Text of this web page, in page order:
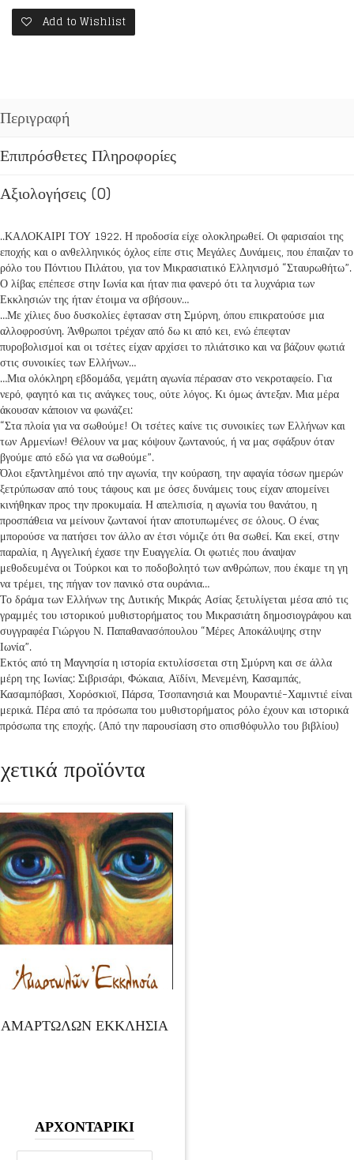
ποσότητα
Add to Wishlist
Περιγραφή
Επιπρόσθετες Πληροφορίες
Αξιολογήσεις (0)
..ΚΑΛΟΚΑΙΡΙ ΤΟΥ 1922. Η προδοσία είχε ολοκληρωθεί. Οι φαρισαίοι της
εποχής και ο ανθελληνικός όχλος είπε στις Μεγάλες Δυνάμεις, που έπαιζαν το
ρόλο του Πόντιου Πιλάτου, για τον Μικρασιατικό Ελληνισμό “Σταυρωθήτω”.
Ο λίβας επέπεσε στην Ιωνία και ήταν πια φανερό ότι τα λυχνάρια των
Εκκλησιών της ήταν έτοιμα να σβήσουν…
…Με χίλιες δυο δυσκολίες έφτασαν στη Σμύρνη, όπου επικρατούσε μια
αλλοφροσύνη. Άνθρωποι τρέχαν από δω κι από κει, ενώ έπεφταν
πυροβολισμοί και οι τσέτες είχαν αρχίσει το πλιάτσικο και να βάζουν φωτιά
στις συνοικίες των Ελλήνων…
…Μια ολόκληρη εβδομάδα, γεμάτη αγωνία πέρασαν στο νεκροταφείο. Για
νερό, φαγητό και τις ανάγκες τους, ούτε λόγος. Κι όμως άντεξαν. Μια μέρα
άκουσαν κάποιον να φωνάζει:
“Στα πλοία για να σωθούμε! Οι τσέτες καίνε τις συνοικίες των Ελλήνων και
των Αρμενίων! Θέλουν να μας κόψουν ζωντανούς, ή να μας σφάξουν όταν
βγούμε από εδώ για να σωθούμε”.
Όλοι εξαντλημένοι από την αγωνία, την κούραση, την αφαγία τόσων ημερών
ξετρύπωσαν από τους τάφους και με όσες δυνάμεις τους είχαν απομείνει
κινήθηκαν προς την προκυμαία. Η απελπισία, η αγωνία του θανάτου, η
προσπάθεια να μείνουν ζωντανοί ήταν αποτυπωμένες σε όλους. Ο ένας
μπορούσε να πατήσει τον άλλο αν έτσι νόμιζε ότι θα σωθεί. Και εκεί, στην
παραλία, η Αγγελική έχασε την Ευαγγελία. Οι φωτιές που άναψαν
μεθοδευμένα οι Τούρκοι και το ποδοβολητό των ανθρώπων, που έκαμε τη γη
να τρέμει, της πήγαν τον πανικό στα ουράνια…
Το δράμα των Ελλήνων της Δυτικής Μικράς Ασίας ξετυλίγεται μέσα από τις
γραμμές του ιστορικού μυθιστορήματος του Μικρασιάτη δημοσιογράφου και
συγγραφέα Γιώργου Ν. Παπαθανασόπουλου “Μέρες Αποκάλυψης στην
Ιωνία”.
Εκτός από τη Μαγνησία η ιστορία εκτυλίσσεται στη Σμύρνη και σε άλλα
μέρη της Ιωνίας: Σιβρισάρι, Φώκαια, Αϊδίνι, Μενεμένη, Κασαμπάς,
Κασαμπόβασι, Χορόσκιοϊ, Πάρσα, Τσοπανησιά και Μουραντιέ-Χαμιντιέ είναι
μερικά. Πέρα από τα πρόσωπα του μυθιστορήματος ρόλο έχουν και ιστορικά
πρόσωπα της εποχής. (Από την παρουσίαση στο οπισθόφυλλο του βιβλίου)
προϊόντα
ΑΜΑΡΤΩΛΩΝ ΕΚΚΛΗΣΙΑ
ΑΡΧΟΝΤΑΡΙΚΙ